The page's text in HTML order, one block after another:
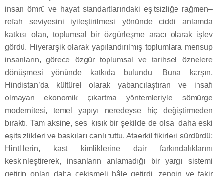
insan ömrü ve hayat standartlarındaki eşitsizliğe rağmen–
refah seviyesini iyileştirilmesi yönünde ciddi anlamda
katkısı olan, toplumsal bir özgürleşme aracı olarak işlev
gördü. Hiyerarşik olarak yapılandırılmış toplumlara mensup
insanların, görece özgür toplumsal ve tarihsel öznelere
dönüşmesi yönünde katkıda bulundu. Buna karşın,
Hindistan’da kültürel olarak yabancılaştıran ve insafı
olmayan ekonomik çıkartma yöntemleriyle sömürge
modernitesi, temel yapıyı neredeyse hiç değiştirmeden
bıraktı. Tam aksine, sesi kısık bir şekilde de olsa, daha eski
eşitsizlikleri ve baskıları canlı tuttu. Ataerkil fikirleri sürdürdü;
Hintlilerin, kast kimliklerine dair farkındalıklarını
keskinleştirerek, insanların anlamadığı bir yargı sistemi
getirip onları daha çekişmeli hâle getirdi, zengin ve fakir